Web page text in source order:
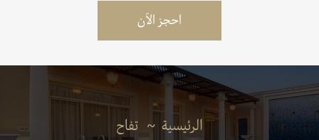
احجز الآن
الرئيسية تفاح